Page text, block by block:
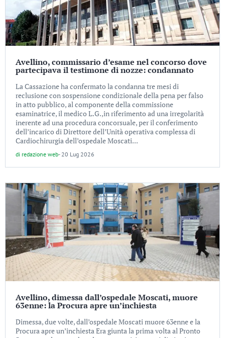
Avellino, commissario d’esame nel concorso dove
partecipava il testimone di nozze: condannato
La Cassazione ha confermato la condanna tre mesi di
reclusione con sospensione condizionale della pena per falso
in atto pubblico, al componente della commissione
esaminatrice, il medico L.G.,in riferimento ad una irregolarità
inerente ad una procedura concorsuale, per il conferimento
dell’incarico di Direttore dell’Unità operativa complessa di
Cardiochirurgia dell’ospedale Moscati...
di redazione web- 20 Lug 2026
Avellino, dimessa dall’ospedale Moscati, muore
63enne: la Procura apre un’inchiesta
Dimessa, due volte, dall’ospedale Moscati muore 63enne e la
Procura apre un’inchiesta Era giunta la prima volta al Pronto